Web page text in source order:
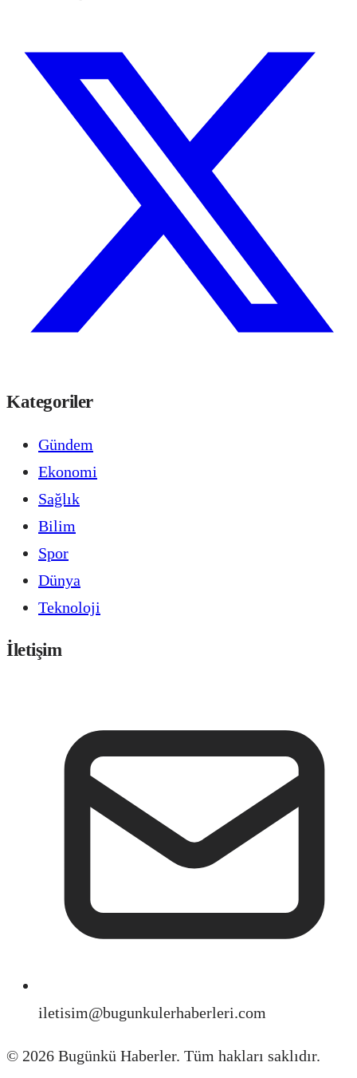
Kategoriler
Gündem
Ekonomi
Sağlık
Bilim
Spor
Dünya
Teknoloji
İletişim
iletisim@bugunkulerhaberleri.com
© 2026 Bugünkü Haberler. Tüm hakları saklıdır.